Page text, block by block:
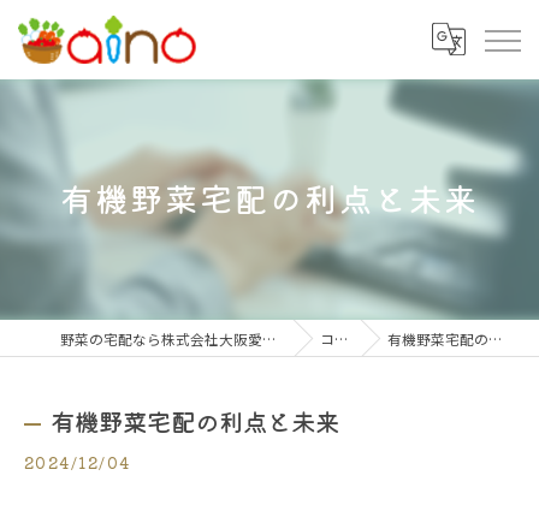
有機野菜宅配の利点と未来
野菜の宅配なら株式会社大阪愛農食品センター コラム 有機野菜宅配の利点と未来
有機野菜宅配の利点と未来
2024/12/04